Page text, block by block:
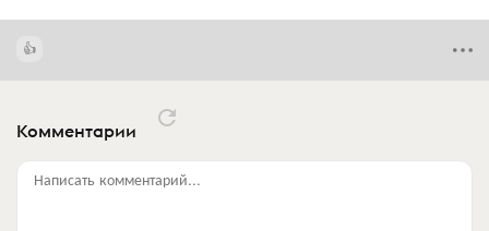
Комментарии
Написать комментарий...